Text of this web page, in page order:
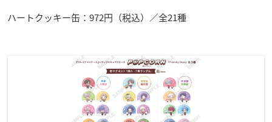
ハートクッキー缶：972円（税込）／全21種